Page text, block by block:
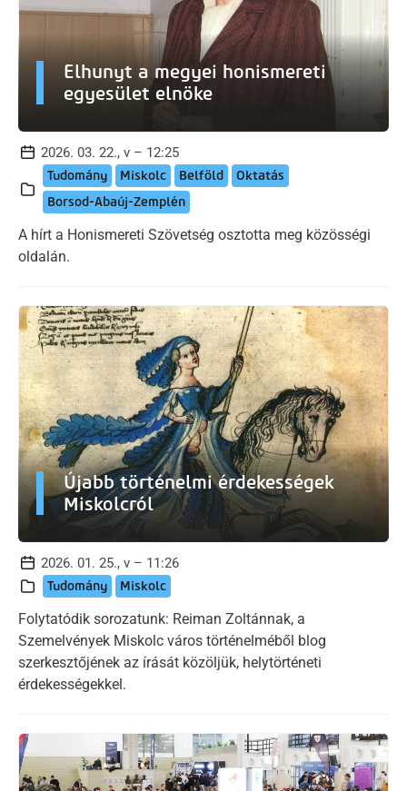
Elhunyt a megyei honismereti
egyesület elnöke
2026. 03. 22., v – 12:25
Tudomány Miskolc Belföld
Oktatás
Borsod-Abaúj-Zemplén
A hírt a Honismereti Szövetség osztotta meg közösségi
oldalán.
Újabb történelmi érdekességek
Miskolcról
2026. 01. 25., v – 11:26
Tudomány Miskolc
Folytatódik sorozatunk: Reiman Zoltánnak, a
Szemelvények Miskolc város történelméből blog
szerkesztőjének az írását közöljük, helytörténeti
érdekességekkel.